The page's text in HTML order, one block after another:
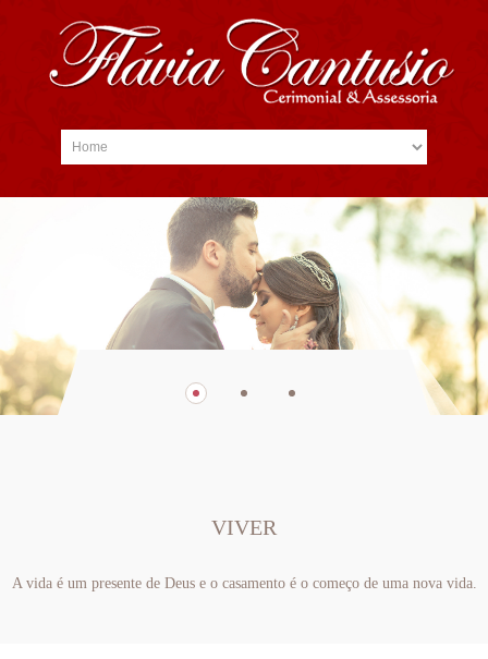
VIVER
A vida é um presente de Deus e o casamento é o começo de uma nova vida.